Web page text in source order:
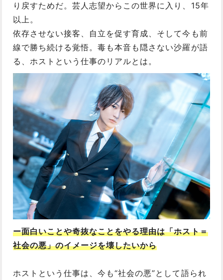
り戻すためだ。芸人志望からこの世界に入り、15年
以上。
依存させない接客、自立を促す育成、そして今も前
線で勝ち続ける覚悟。毒も本音も隠さない沙羅が語
る、ホストという仕事のリアルとは。
ー面白いことや奇抜なことをやる理由は「ホスト＝
社会の悪」のイメージを壊したいから
ホストという仕事は、今も“社会の悪”として語られ